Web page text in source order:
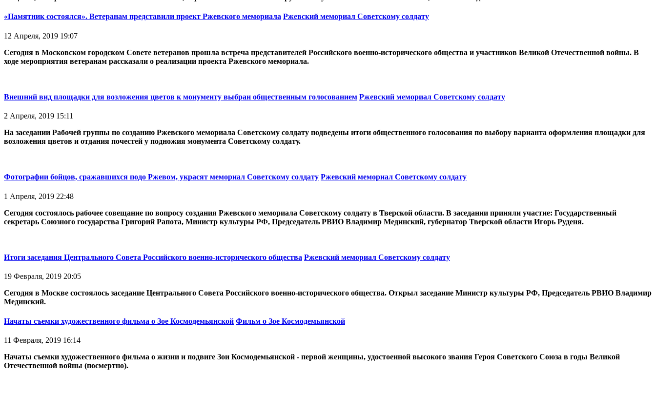
«Памятник состоялся». Ветеранам представили проект Ржевского мемориала Ржевский мемориал Советскому солдату
12 Апреля, 2019 19:07
Сегодня в Московском городском Совете ветеранов прошла встреча представителей Российского военно-исторического общества и участников Великой Отечественной войны. В
ходе мероприятия ветеранам рассказали о реализации проекта Ржевского мемориала.
Внешний вид площадки для возложения цветов к монументу выбран общественным голосованием Ржевский мемориал Советскому солдату
2 Апреля, 2019 15:11
На заседании Рабочей группы по созданию Ржевского мемориала Советскому солдату подведены итоги общественного голосования по выбору варианта оформления площадки для
возложения цветов и отдания почестей у подножия монумента Советскому солдату.
Фотографии бойцов, сражавшихся подо Ржевом, украсят мемориал Советскому солдату Ржевский мемориал Советскому солдату
1 Апреля, 2019 22:48
Сегодня состоялось рабочее совещание по вопросу создания Ржевского мемориала Советскому солдату в Тверской области. В заседании приняли участие: Государственный
секретарь Союзного государства Григорий Рапота, Министр культуры РФ, Председатель РВИО Владимир Мединский, губернатор Тверской области Игорь Руденя.
Итоги заседания Центрального Совета Российского военно-исторического общества Ржевский мемориал Советскому солдату
19 Февраля, 2019 20:05
Сегодня в Москве состоялось заседание Центрального Совета Российского военно-исторического общества. Открыл заседание Министр культуры РФ, Председатель РВИО Владимир
Мединский.
Начаты съемки художественного фильма о Зое Космодемьянской Фильм о Зое Космодемьянской
11 Февраля, 2019 16:14
Начаты съемки художественного фильма о жизни и подвиге Зои Космодемьянской - первой женщины, удостоенной высокого звания Героя Советского Союза в годы Великой
Отечественной войны (посмертно).